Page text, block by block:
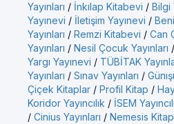
Yayınları / İnkılap Kitabevi / Bilgi
Yayınevi / İletişim Yayınevi /
Yayınları / Remzi Kitabevi / Can
Yayınları / Nesil Çocuk Yayınları /
Yargı Yayınevi / TÜBİTAK
Yayınları / Sınav Yayınları /
Çiçek Kitaplar / Profil Kitap /
Koridor Yayıncılık / İSEM
/ Cinius Yayınları / Nemesis Kitap